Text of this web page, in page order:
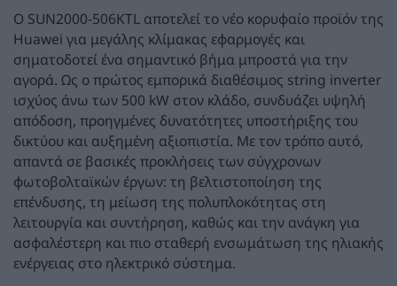
Ο SUN2000-506KTL αποτελεί το νέο κορυφαίο προϊόν της
Huawei για μεγάλης κλίμακας εφαρμογές και
σηματοδοτεί ένα σημαντικό βήμα μπροστά για την
αγορά. Ως ο πρώτος εμπορικά διαθέσιμος string inverter
ισχύος άνω των 500 kW στον κλάδο, συνδυάζει υψηλή
απόδοση, προηγμένες δυνατότητες υποστήριξης του
δικτύου και αυξημένη αξιοπιστία. Με τον τρόπο αυτό,
απαντά σε βασικές προκλήσεις των σύγχρονων
φωτοβολταϊκών έργων: τη βελτιστοποίηση της
επένδυσης, τη μείωση της πολυπλοκότητας στη
λειτουργία και συντήρηση, καθώς και την ανάγκη για
ασφαλέστερη και πιο σταθερή ενσωμάτωση της ηλιακής
ενέργειας στο ηλεκτρικό σύστημα.